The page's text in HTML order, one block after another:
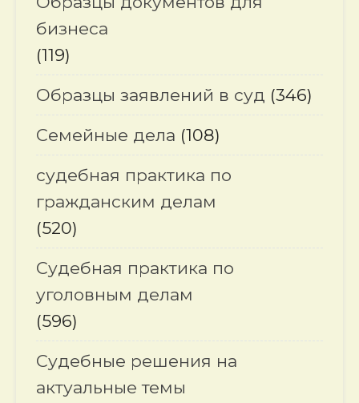
бизнеса
(119)
Образцы заявлений в суд (346)
Семейные дела (108)
судебная практика по
гражданским делам
(520)
Судебная практика по
уголовным делам
(596)
Судебные решения на
актуальные темы